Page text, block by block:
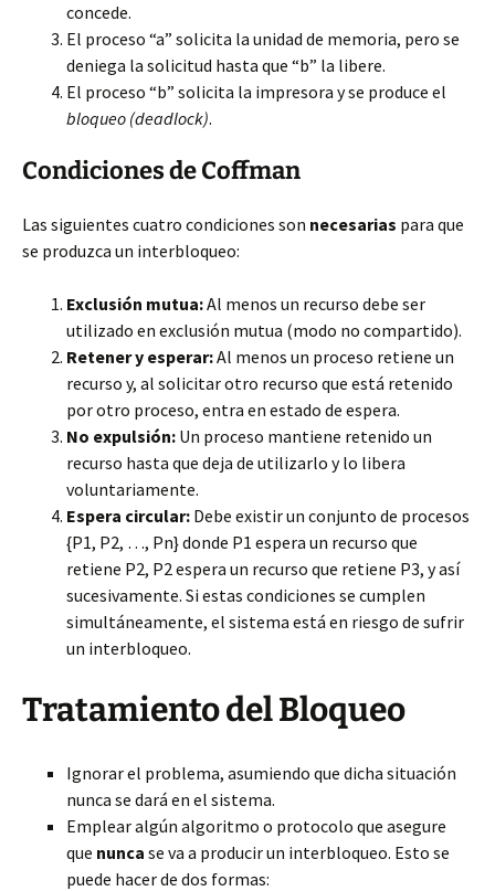
concede.
El proceso “a” solicita la unidad de memoria, pero se
deniega la solicitud hasta que “b” la libere.
El proceso “b” solicita la impresora y se produce el
bloqueo (deadlock).
Condiciones de Coffman
Las siguientes cuatro condiciones son necesarias para que
se produzca un interbloqueo:
Exclusión mutua:Al menos un recurso debe ser
utilizado en exclusión mutua (modo no compartido).
Retener y esperar:Al menos un proceso retiene un
recurso y, al solicitar otro recurso que está retenido
por otro proceso, entra en estado de espera.
No expulsión: Un proceso mantiene retenido un
recurso hasta que deja de utilizarlo y lo libera
voluntariamente.
Espera circular: Debe existir un conjunto de procesos
{P1, P2, …, Pn} donde P1 espera un recurso que
retiene P2, P2 espera un recurso que retiene P3, y así
sucesivamente. Si estas condiciones se cumplen
simultáneamente, el sistema está en riesgo de sufrir
un interbloqueo.
Tratamiento del Bloqueo
Ignorar el problema, asumiendo que dicha situación
nunca se dará en el sistema.
Emplear algún algoritmo o protocolo que asegure
que nunca se va a producir un interbloqueo. Esto se
puede hacer de dos formas: